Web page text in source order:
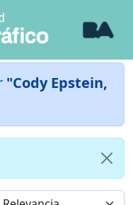
"Cody Epstein,